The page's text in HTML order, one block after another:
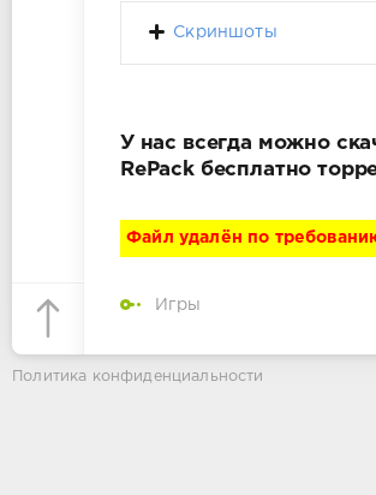
Скриншоты
У нас всегда можно
RePack бесплатно
Файл удалён по
Игры
Политика конфиденциальности